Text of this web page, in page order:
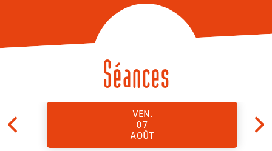
Séances
VEN.
07
AOÛT